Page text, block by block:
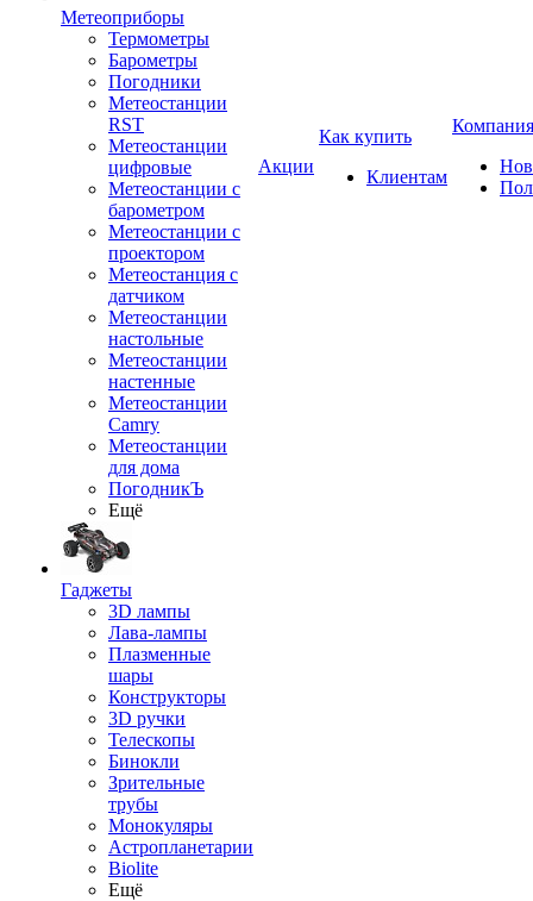
Метеоприборы
Термометры
Барометры
Погодники
Метеостанции
RST
Метеостанции
цифровые
Метеостанции с
барометром
Метеостанции с
проектором
Метеостанция с
датчиком
Метеостанции
настольные
Метеостанции
настенные
Метеостанции
Camry
Метеостанции
для дома
ПогодникЪ
Ещё
Гаджеты
3D лампы
Лава-лампы
Плазменные
шары
Конструкторы
3D ручки
Телескопы
Бинокли
Зрительные
трубы
Монокуляры
Астропланетарии
Biolite
Ещё
Акции
Как купить
Клиентам
Компания